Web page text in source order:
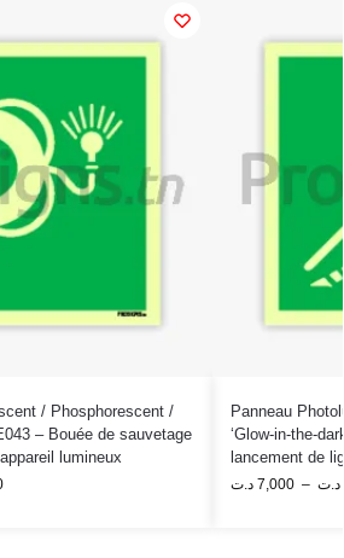
/ Phosphorescent /
– Bouée de sauvetage
lumineux
Panneau
‘Glow-in-the-
lancement de
7,000 د.ت – د.ت